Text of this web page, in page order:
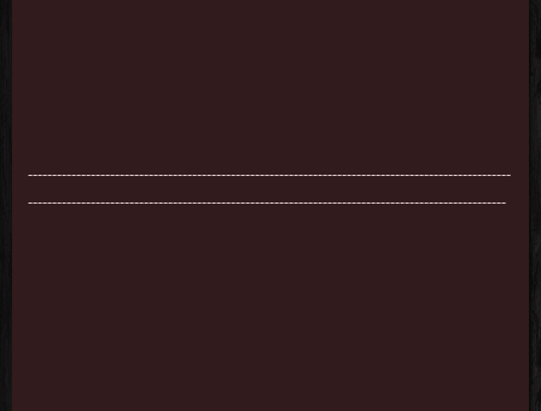
----------------------------------------------------------------------------------------------------
---------------------------------------------------------------------------------------------------